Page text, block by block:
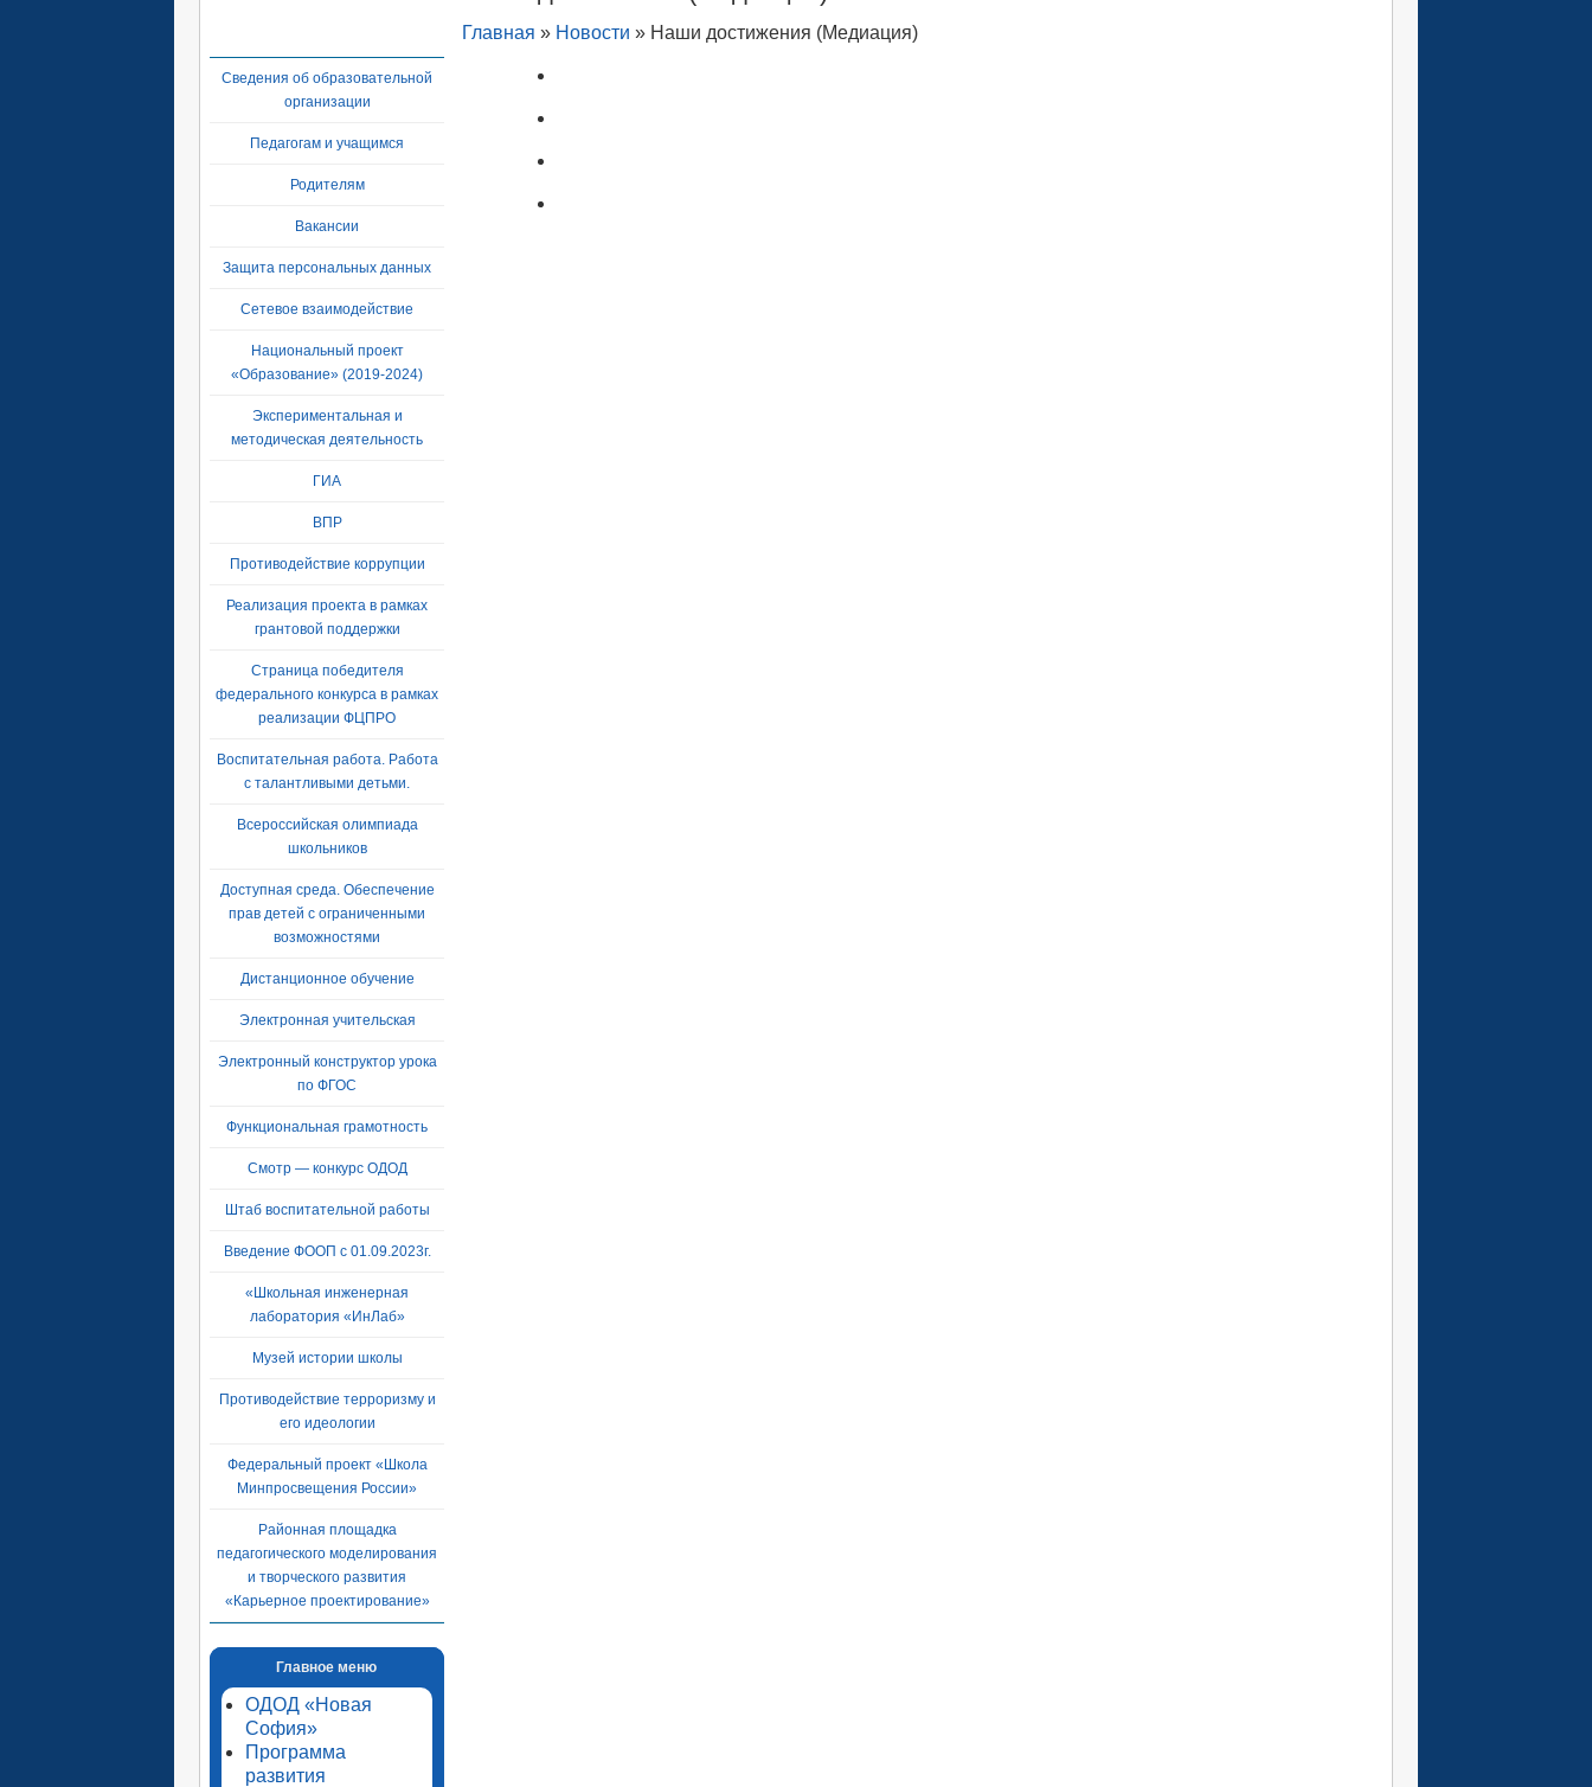
Сведения об образовательной
организации
Педагогам и учащимся
Родителям
Вакансии
Защита персональных данных
Сетевое взаимодействие
Национальный проект
«Образование» (2019-2024)
Экспериментальная и
методическая деятельность
ГИА
ВПР
Противодействие коррупции
Реализация проекта в рамках
грантовой поддержки
Страница победителя
федерального конкурса в рамках
реализации ФЦПРО
Воспитательная работа. Работа
с талантливыми детьми.
Всероссийская олимпиада
школьников
Доступная среда. Обеспечение
прав детей с ограниченными
возможностями
Дистанционное обучение
Электронная учительская
Электронный конструктор урока
по ФГОС
Функциональная грамотность
Смотр — конкурс ОДОД
Штаб воспитательной работы
Введение ФООП с 01.09.2023г.
«Школьная инженерная
лаборатория «ИнЛаб»
Музей истории школы
Противодействие терроризму и
его идеологии
Федеральный проект «Школа
Минпросвещения России»
Районная площадка
педагогического моделирования
и творческого развития
«Карьерное проектирование»
Главное меню
ОДОД «Новая
София»
Программа
развития
Главная » Новости » Наши достижения (Медиация)